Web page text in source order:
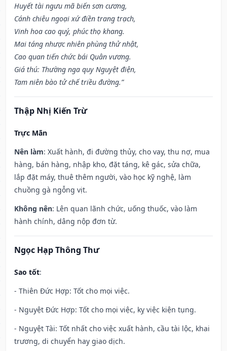
Huyết tài ngưu mã biến sơn cương,
Cánh chiêu ngoại xứ điền trang trạch,
Vinh hoa cao quý, phúc thọ khang.
Mai táng nhược nhiên phùng thử nhật,
Cao quan tiến chức bái Quân vương.
Giá thú: Thường nga quy Nguyệt điện,
Tam niên bào tử chế triều đường.”
Thập Nhị Kiến Trừ
Trực Mãn
Nên làm: Xuất hành, đi đường thủy, cho vay, thu nợ, mua
hàng, bán hàng, nhập kho, đặt táng, kê gác, sửa chữa,
lắp đặt máy, thuê thêm người, vào học kỹ nghệ, làm
chuồng gà ngỗng vịt.
Không nên: Lên quan lãnh chức, uống thuốc, vào làm
hành chính, dâng nộp đơn từ.
Ngọc Hạp Thông Thư
Sao tốt:
- Thiên Đức Hợp: Tốt cho mọi việc.
- Nguyệt Đức Hợp: Tốt cho mọi việc, kỵ việc kiện tụng.
- Nguyệt Tài: Tốt nhất cho việc xuất hành, cầu tài lộc, khai
trương, di chuyển hay giao dịch.